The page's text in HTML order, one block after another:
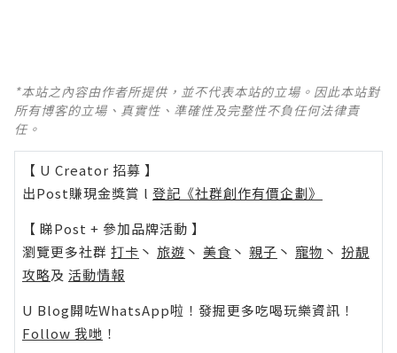
*本站之內容由作者所提供，並不代表本站的立場。因此本站對
所有博客的立場、真實性、準確性及完整性不負任何法律責
任。
【 U Creator 招募 】
出Post賺現金獎賞 l 登記《社群創作有價企劃》
【 睇Post + 參加品牌活動 】
瀏覽更多社群 打卡 丶 旅遊 丶 美食 丶 親子 丶 寵物 丶 扮靚
攻略及 活動情報
U Blog開咗WhatsApp啦！發掘更多吃喝玩樂資訊！
Follow 我哋 ！